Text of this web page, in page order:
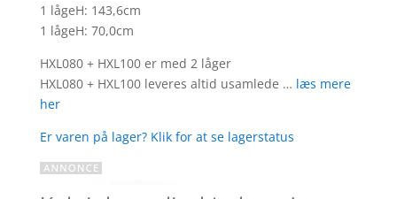
baseret
på
ømmels
er
1 lågeH: 143,6cm
1 lågeH: 70,0cm
HXL080 + HXL100 er med 2 låger
HXL080 + HXL100 leveres altid usamlede … læs mere
her
Er varen på lager? Klik for at se lagerstatus